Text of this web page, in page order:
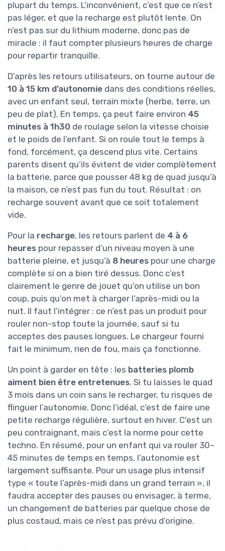
plupart du temps. L’inconvénient, c’est que ce n’est
pas léger, et que la recharge est plutôt lente. On
n’est pas sur du lithium moderne, donc pas de
miracle : il faut compter plusieurs heures de charge
pour repartir tranquille.
D’après les retours utilisateurs, on tourne autour de
10 à 15 km d’autonomie dans des conditions réelles,
avec un enfant seul, terrain mixte (herbe, terre, un
peu de plat). En temps, ça peut faire environ 45
minutes à 1h30 de roulage selon la vitesse choisie
et le poids de l’enfant. Si on roule tout le temps à
fond, forcément, ça descend plus vite. Certains
parents disent qu’ils évitent de vider complètement
la batterie, parce que pousser 48 kg de quad jusqu’à
la maison, ce n’est pas fun du tout. Résultat : on
recharge souvent avant que ce soit totalement
vide.
Pour la recharge, les retours parlent de 4 à 6
heures pour repasser d’un niveau moyen à une
batterie pleine, et jusqu’à 8 heures pour une charge
complète si on a bien tiré dessus. Donc c’est
clairement le genre de jouet qu’on utilise un bon
coup, puis qu’on met à charger l’après-midi ou la
nuit. Il faut l’intégrer : ce n’est pas un produit pour
rouler non-stop toute la journée, sauf si tu
acceptes des pauses longues. Le chargeur fourni
fait le minimum, rien de fou, mais ça fonctionne.
Un point à garder en tête : les batteries plomb
aiment bien être entretenues. Si tu laisses le quad
3 mois dans un coin sans le recharger, tu risques de
flinguer l’autonomie. Donc l’idéal, c’est de faire une
petite recharge régulière, surtout en hiver. C’est un
peu contraignant, mais c’est la norme pour cette
techno. En résumé, pour un enfant qui va rouler 30–
45 minutes de temps en temps, l’autonomie est
largement suffisante. Pour un usage plus intensif
type « toute l’après-midi dans un grand terrain », il
faudra accepter des pauses ou envisager, à terme,
un changement de batteries par quelque chose de
plus costaud, mais ce n’est pas prévu d’origine.